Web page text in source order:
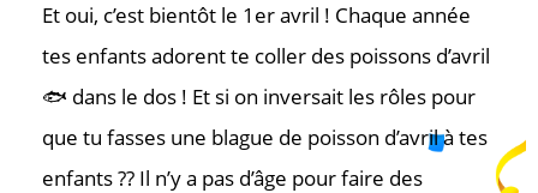
Et oui, c’est bientôt le 1er avril ! Chaque année
tes enfants adorent te coller des poissons d’avril
🐟 dans le dos ! Et si on inversait les rôles pour
que tu fasses une blague de poisson d’avril à tes
enfants ?? Il n’y a pas d’âge pour faire des